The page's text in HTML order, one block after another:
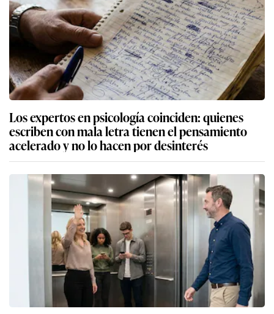
Los expertos en psicología coinciden: quienes
escriben con mala letra tienen el pensamiento
acelerado y no lo hacen por desinterés